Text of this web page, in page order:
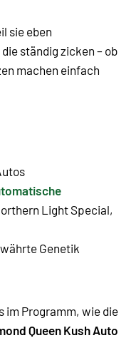
sie eben
ständig zicken – ob
machen einfach
Light Special,
Genetik
im Programm, wie die
Queen Kush Auto